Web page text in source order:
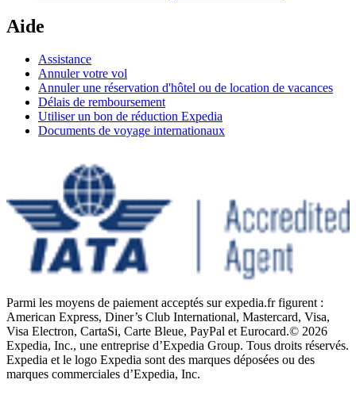
Aide
Assistance
Annuler votre vol
Annuler une réservation d'hôtel ou de location de vacances
Délais de remboursement
Utiliser un bon de réduction Expedia
Documents de voyage internationaux
Parmi les moyens de paiement acceptés sur expedia.fr figurent :
American Express, Diner’s Club International, Mastercard, Visa,
Visa Electron, CartaSi, Carte Bleue, PayPal et Eurocard.© 2026
Expedia, Inc., une entreprise d’Expedia Group. Tous droits réservés.
Expedia et le logo Expedia sont des marques déposées ou des
marques commerciales d’Expedia, Inc.